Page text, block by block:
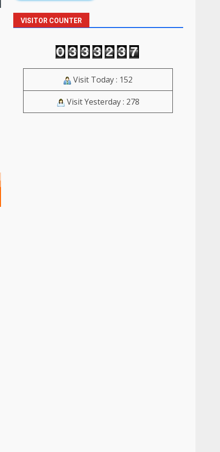
VISITOR COUNTER
Visit Today : 152
Visit Yesterday : 278